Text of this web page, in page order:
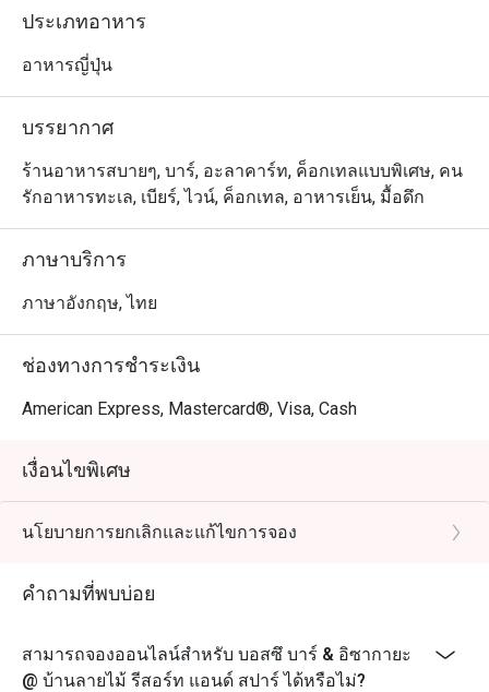
มานำเสนอเป็นเมนูที่หลากหลาย ตัวอย่างจานเด็ดห้ามพลาด
และโรลกุ้งลายเสือตัวใหญ่ รวมถึงคานิมิโสะและกุ้งทอด
ประเภทอาหาร
อาหารญี่ปุ่น
บรรยากาศ
ร้านอาหารสบายๆ, บาร์, อะลาคาร์ท, ค็อกเทลแบบพิเศษ, คน
รักอาหารทะเล, เบียร์, ไวน์, ค็อกเทล, อาหารเย็น, มื้อดึก
ภาษาบริการ
ภาษาอังกฤษ, ไทย
ช่องทางการชำระเงิน
American Express, Mastercard®, Visa, Cash
เงื่อนไขพิเศษ
นโยบายการยกเลิกและแก้ไขการจอง
คำถามที่พบบ่อย
สามารถจองออนไลน์สำหรับ บอสซึ บาร์ & อิซากายะ
@ บ้านลายไม้ รีสอร์ท แอนด์ สปาร์ ได้หรือไม่?